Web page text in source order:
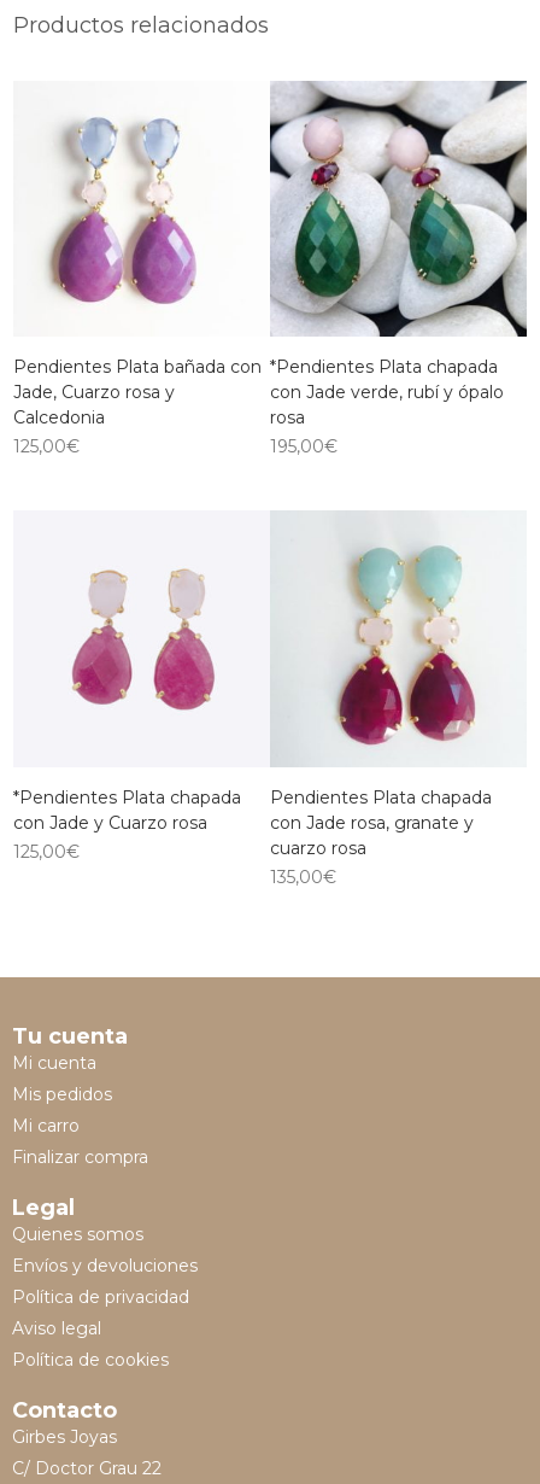
Productos relacionados
Pendientes Plata bañada con
Jade, Cuarzo rosa y
Calcedonia
125,00€
*Pendientes Plata chapada
con Jade verde, rubí y ópalo
rosa
195,00€
*Pendientes Plata chapada
con Jade y Cuarzo rosa
125,00€
Pendientes Plata chapada
con Jade rosa, granate y
cuarzo rosa
135,00€
Tu cuenta
Mi cuenta
Mis pedidos
Mi carro
Finalizar compra
Legal
Quienes somos
Envíos y devoluciones
Política de privacidad
Aviso legal
Política de cookies
Contacto
Girbes Joyas
C/ Doctor Grau 22